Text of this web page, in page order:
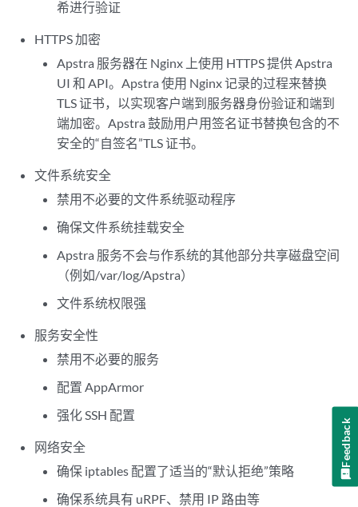
希进行验证
HTTPS 加密
Apstra 服务器在 Nginx 上使用 HTTPS 提供 Apstra
UI 和 API。Apstra 使用 Nginx 记录的过程来替换
TLS 证书，以实现客户端到服务器身份验证和端到
端加密。Apstra 鼓励用户用签名证书替换包含的不
安全的“自签名”TLS 证书。
文件系统安全
禁用不必要的文件系统驱动程序
确保文件系统挂载安全
Apstra 服务不会与作系统的其他部分共享磁盘空间
（例如/var/log/Apstra）
文件系统权限强
服务安全性
禁用不必要的服务
配置 AppArmor
强化 SSH 配置
网络安全
确保 iptables 配置了适当的“默认拒绝”策略
确保系统具有 uRPF、禁用 IP 路由等
Feedback